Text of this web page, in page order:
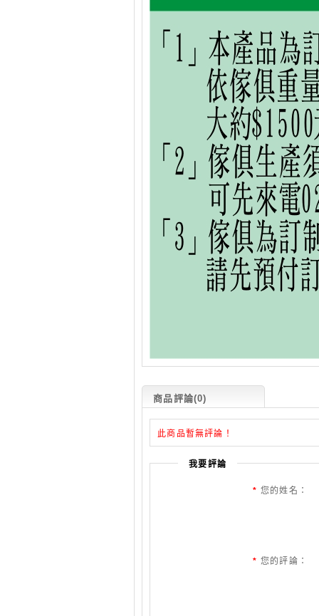
商品評論(0)
此商品暫無評論！
我要評論
* 您的姓名：
* 您的評論：